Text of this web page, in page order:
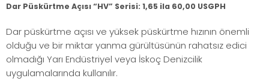
Dar Püskürtme Açısı “HV” Serisi: 1,65 ila 60,00 USGPH
Dar püskürtme açısı ve yüksek püskürtme hızının önemli
olduğu ve bir miktar yanma gürültüsünün rahatsız edici
olmadığı Yarı Endüstriyel veya İskoç Denizcilik
uygulamalarında kullanılır.